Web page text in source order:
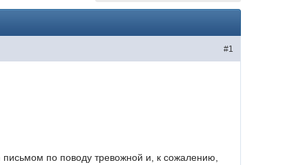
#1
по поводу тревожной и, к сожалению,